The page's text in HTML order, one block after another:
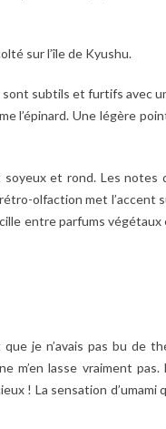
sur l’île de Kyushu.
sont subtils et furtifs avec
l’épinard. Une légère
et rond. Les notes
olfaction met l’accent
entre parfums végétaux
je n’avais pas bu de
m’en lasse vraiment pas.
! La sensation d’umami